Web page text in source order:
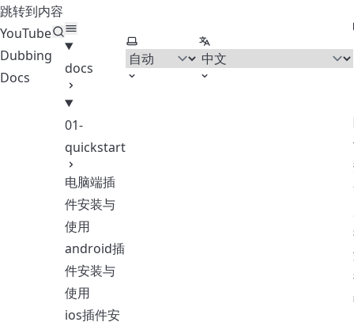
跳转到内容
YouTube
Dubbing
Docs
docs
01-
quickstart
电脑端插
件安装与
使用
android插
件安装与
使用
ios插件安
选择主题 选择语言